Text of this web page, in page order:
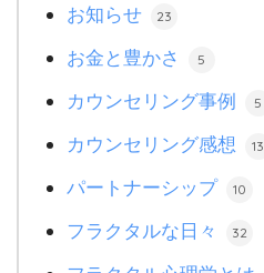
お知らせ 23
お金と豊かさ 5
カウンセリング事例 5
カウンセリング感想 13
パートナーシップ 10
フラクタルな日々 32